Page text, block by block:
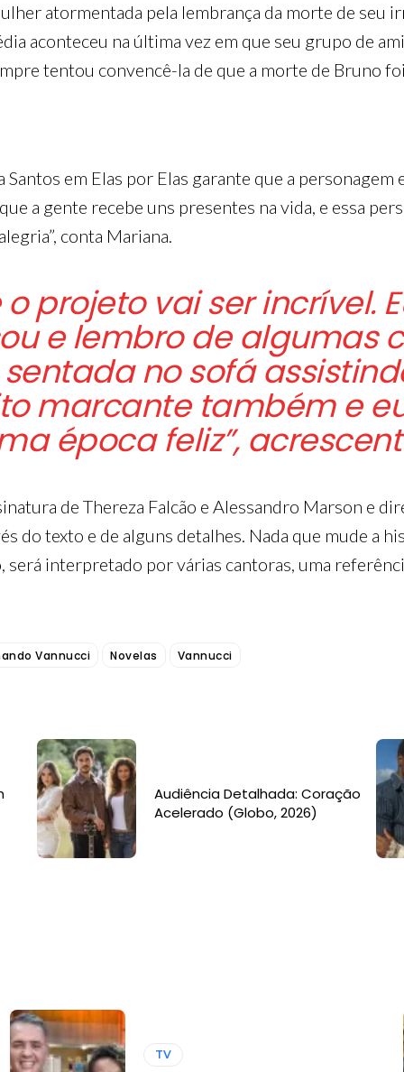
atormentada pela lembrança da morte de seu
aconteceu na última vez em que seu grupo de
tentou convencê-la de que a morte de Bruno
em Elas por Elas garante que a personagem
a gente recebe uns presentes na vida, e essa
conta Mariana.
o projeto vai ser incrível.
e lembro de algumas
no sofá
marcante também e
época feliz”,
de Thereza Falcão e Alessandro Marson e
do texto e de alguns detalhes. Nada que mude a
será interpretado por várias cantoras, uma
Vannucci Novelas Vannucci
Audiência Detalhada: Coração
Acelerado (Globo, 2026)
TV